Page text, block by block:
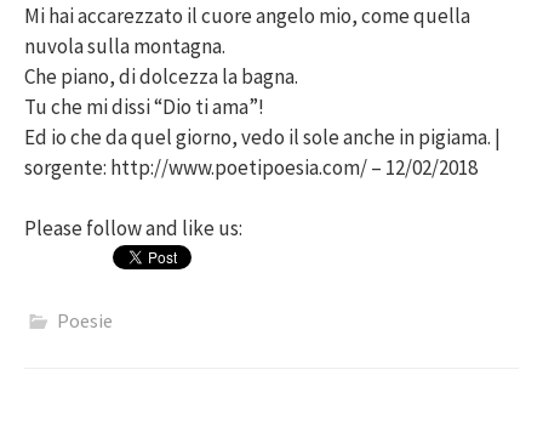
Mi hai accarezzato il cuore angelo mio, come quella
nuvola sulla montagna.
Che piano, di dolcezza la bagna.
Tu che mi dissi “Dio ti ama”!
Ed io che da quel giorno, vedo il sole anche in pigiama. |
sorgente: http://www.poetipoesia.com/ – 12/02/2018
Please follow and like us:
Poesie